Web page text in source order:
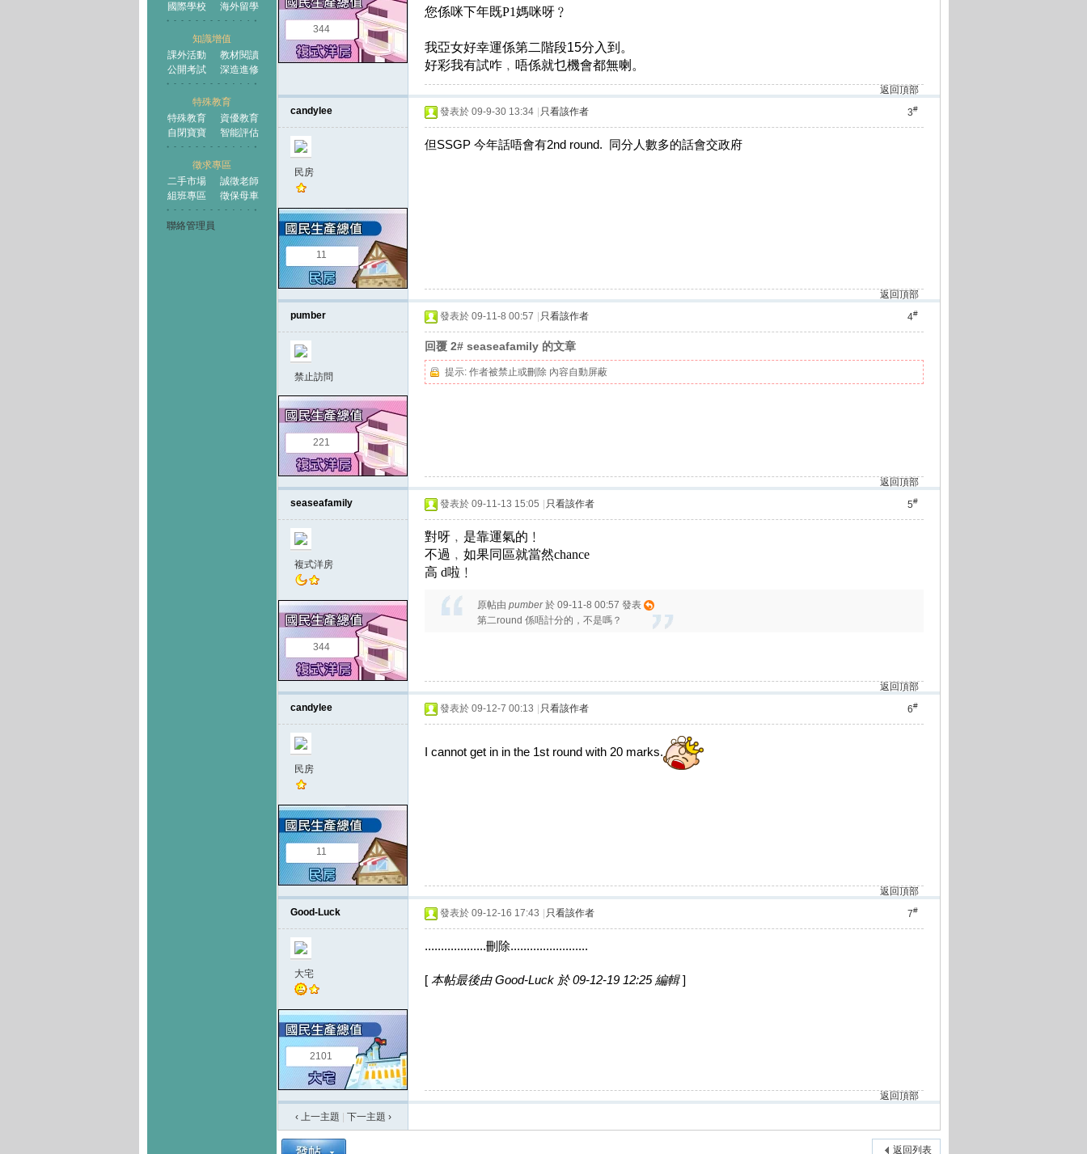
國際學校
海外留學
知識增值
課外活動
教材閱讀
公開考試
深造進修
特殊教育
特殊教育
資優教育
自閉寶寶
智能評估
徵求專區
二手市場
誠徵老師
組班專區
徵保母車
聯絡管理員
344
您係咪下年既P1媽咪呀﹖
我亞女好幸運係第二階段15分入到。
好彩我有試咋﹐唔係就乜機會都無喇。
返回頂部
candylee
民房
11
3#
發表於 09-9-30 13:34 只看該作者
但SSGP 今年話唔會有2nd round. 同分人數多的話會交政府
返回頂部
pumber
禁止訪問
221
4#
發表於 09-11-8 00:57 只看該作者
回覆 2# seaseafamily 的文章
提示: 作者被禁止或刪除 內容自動屏蔽
返回頂部
seaseafamily
複式洋房
344
5#
發表於 09-11-13 15:05 只看該作者
對呀﹐是靠運氣的﹗
不過﹐如果同區就當然chance
高 d啦﹗
原帖由 pumber於 09-11-8 00:57 發表
第二round 係唔計分的，不是嗎？
返回頂部
candylee
民房
11
6#
發表於 09-12-7 00:13 只看該作者
I cannot get in in the 1st round with 20 marks.
返回頂部
Good-Luck
大宅
2101
7#
發表於 09-12-16 17:43 只看該作者
...................刪除........................
[ 本帖最後由 Good-Luck 於 09-12-19 12:25 編輯]
返回頂部
‹ 上一主題
下一主題 ›
返回列表